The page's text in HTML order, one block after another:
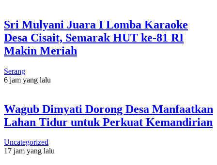
Sri Mulyani Juara I Lomba Karaoke
Desa Cisait, Semarak HUT ke-81 RI
Makin Meriah
Serang
6 jam yang lalu
Wagub Dimyati Dorong Desa Manfaatkan
Lahan Tidur untuk Perkuat Kemandirian
Uncategorized
17 jam yang lalu